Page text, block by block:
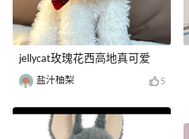
jellycat玫瑰花西高地真可爱
盐汁柚梨 5